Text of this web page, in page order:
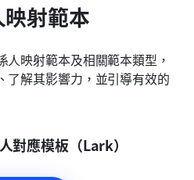
射範本
映射範本及相關範本類型，
了解其影響力，並引導有效的
對應模板（Lark）